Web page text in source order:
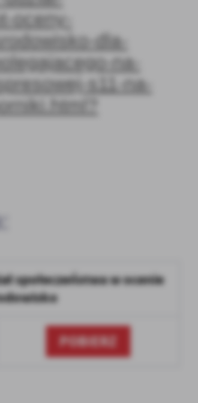
prezentujących nasze
mediów
oceny-
dla-
na-
s11-na-
społeczeństwa w ocenie
POBIERZ